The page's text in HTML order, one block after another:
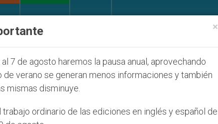
×
7 de agosto haremos la pausa anual, aprovechando
de verano se generan menos informaciones y también
mismas disminuye.
ordinario de las ediciones en inglés y español de